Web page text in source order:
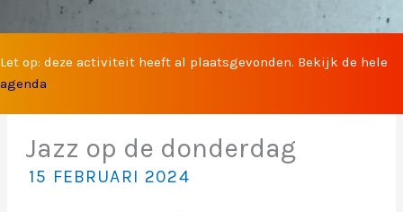
Let op: deze activiteit heeft al plaatsgevonden. Bekijk de hele
agenda
Jazz op de donderdag
15 FEBRUARI 2024